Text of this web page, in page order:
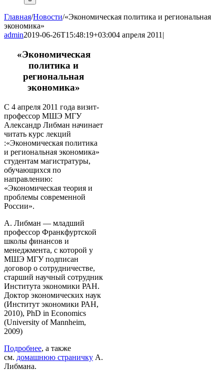
Главная/Новости/«Экономическая политика и региональная
экономика»
admin2019-06-26T15:48:19+03:004 апреля 2011|
«Экономическая
политика и
региональная
экономика»
С 4 апреля 2011 года визит-
профессор МШЭ МГУ
Александр Либман начинает
читать курс лекций
:«Экономическая политика
и региональная экономика»
студентам магистратуры,
обучающихся по
направлению:
«Экономическая теория и
проблемы современной
России».
А. Либман — младший
профессор Франкфуртской
школы финансов и
менеджмента, с которой у
МШЭ МГУ подписан
договор о сотрудничестве,
старший научный сотрудник
Института экономики РАН.
Доктор экономических наук
(Институт экономики РАН,
2010), PhD in Economics
(University of Mannheim,
2009)
Подробнее, а также
см. домашнюю страничку А.
Либмана.